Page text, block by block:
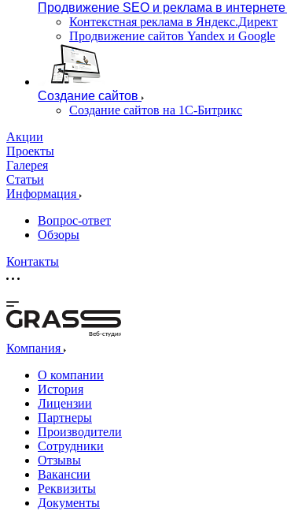
Продвижение SEO и реклама в интернете
Контекстная реклама в Яндекс.Директ
Продвижение сайтов Yandex и Google
Создание сайтов
Создание сайтов на 1С-Битрикс
Акции
Проекты
Галерея
Статьи
Информация
Вопрос-ответ
Обзоры
Контакты
Веб-студия
Компания
О компании
История
Лицензии
Партнеры
Производители
Сотрудники
Отзывы
Вакансии
Реквизиты
Документы